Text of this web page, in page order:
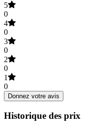
5
0
4
0
3
0
2
0
1
0
Donnez votre avis
Historique des prix